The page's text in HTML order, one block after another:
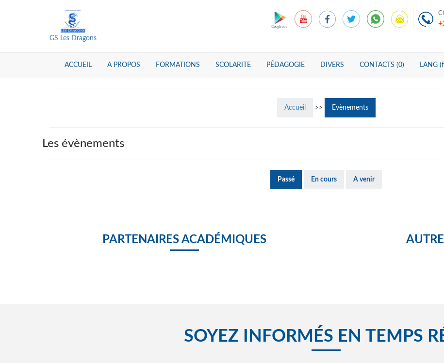
GS Les Dragons
ACCUEIL A PROPOS FORMATIONS SCOLARITE PÉDAGOGIE DIVERS CONTACTS (0) LANG
Accueil >> Evènements
Les évènements
Passé En cours A venir
PARTENAIRES ACADÉMIQUES
SOYEZ INFORMÉS EN TEMPS